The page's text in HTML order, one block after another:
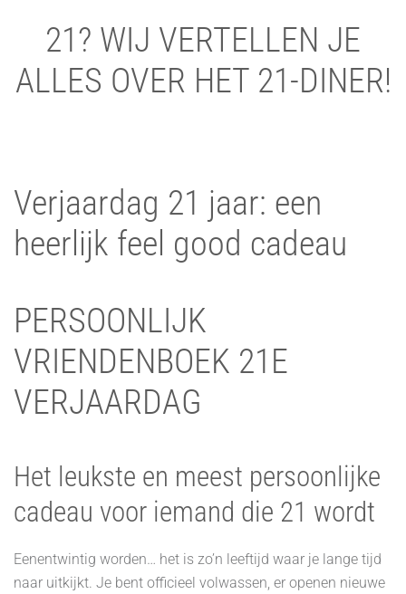
21? WIJ VERTELLEN JE
ALLES OVER HET 21-DINER!
Verjaardag 21 jaar: een
heerlijk feel good cadeau
PERSOONLIJK
VRIENDENBOEK 21E
VERJAARDAG
Het leukste en meest persoonlijke
cadeau voor iemand die 21 wordt
Eenentwintig worden… het is zo’n leeftijd waar je lange tijd
naar uitkijkt. Je bent officieel volwassen, er openen nieuwe